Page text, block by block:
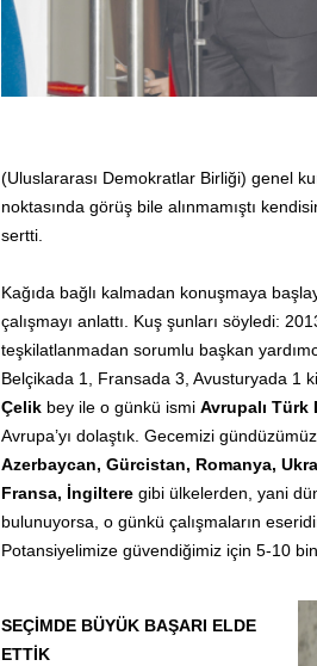
(Uluslararası Demokratlar Birliği) genel
noktasında görüş bile alınmamıştı
sertti.
Kağıda bağlı kalmadan konuşmaya
çalışmayı anlattı. Kuş şunları söyledi:
teşkilatlanmadan sorumlu başkan
Belçikada 1, Fransada 3, Avusturyada 1
Çelikbey ile o günkü ismi Avrupalı
Avrupa’yı dolaştık. Gecemizi
Azerbaycan, Gürcistan, Romanya,
Fransa, İngiltere gibi ülkelerden, yani
bulunuyorsa, o günkü çalışmaların
Potansiyelimize güvendiğimiz için 5-10
SEÇİMDE BÜYÜK BAŞARI ELDE
ETTİK